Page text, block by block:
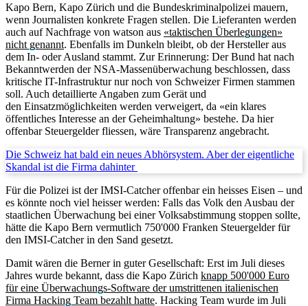
Kapo Bern, Kapo Zürich und die Bundeskriminalpolizei mauern,
wenn Journalisten konkrete Fragen stellen. Die Lieferanten werden
auch auf Nachfrage von watson aus «taktischen Überlegungen»
nicht genannt. Ebenfalls im Dunkeln bleibt, ob der Hersteller aus
dem In- oder Ausland stammt. Zur Erinnerung: Der Bund hat nach
Bekanntwerden der NSA-Massenüberwachung beschlossen, dass
kritische IT-Infrastruktur nur noch von Schweizer Firmen stammen
soll. Auch detaillierte Angaben zum Gerät und
den Einsatzmöglichkeiten werden verweigert, da «ein klares
öffentliches Interesse an der Geheimhaltung» bestehe. Da hier
offenbar Steuergelder fliessen, wäre Transparenz angebracht.
Die Schweiz hat bald ein neues Abhörsystem. Aber der eigentliche
Skandal ist die Firma dahinter
Für die Polizei ist der IMSI-Catcher offenbar ein heisses Eisen – und
es könnte noch viel heisser werden: Falls das Volk den Ausbau der
staatlichen Überwachung bei einer Volksabstimmung stoppen sollte,
hätte die Kapo Bern vermutlich 750'000 Franken Steuergelder für
den IMSI-Catcher in den Sand gesetzt.
Damit wären die Berner in guter Gesellschaft: Erst im Juli dieses
Jahres wurde bekannt, dass die Kapo Zürich knapp 500'000 Euro
für eine Überwachungs-Software der umstrittenen italienischen
Firma Hacking Team bezahlt hatte. Hacking Team wurde im Juli